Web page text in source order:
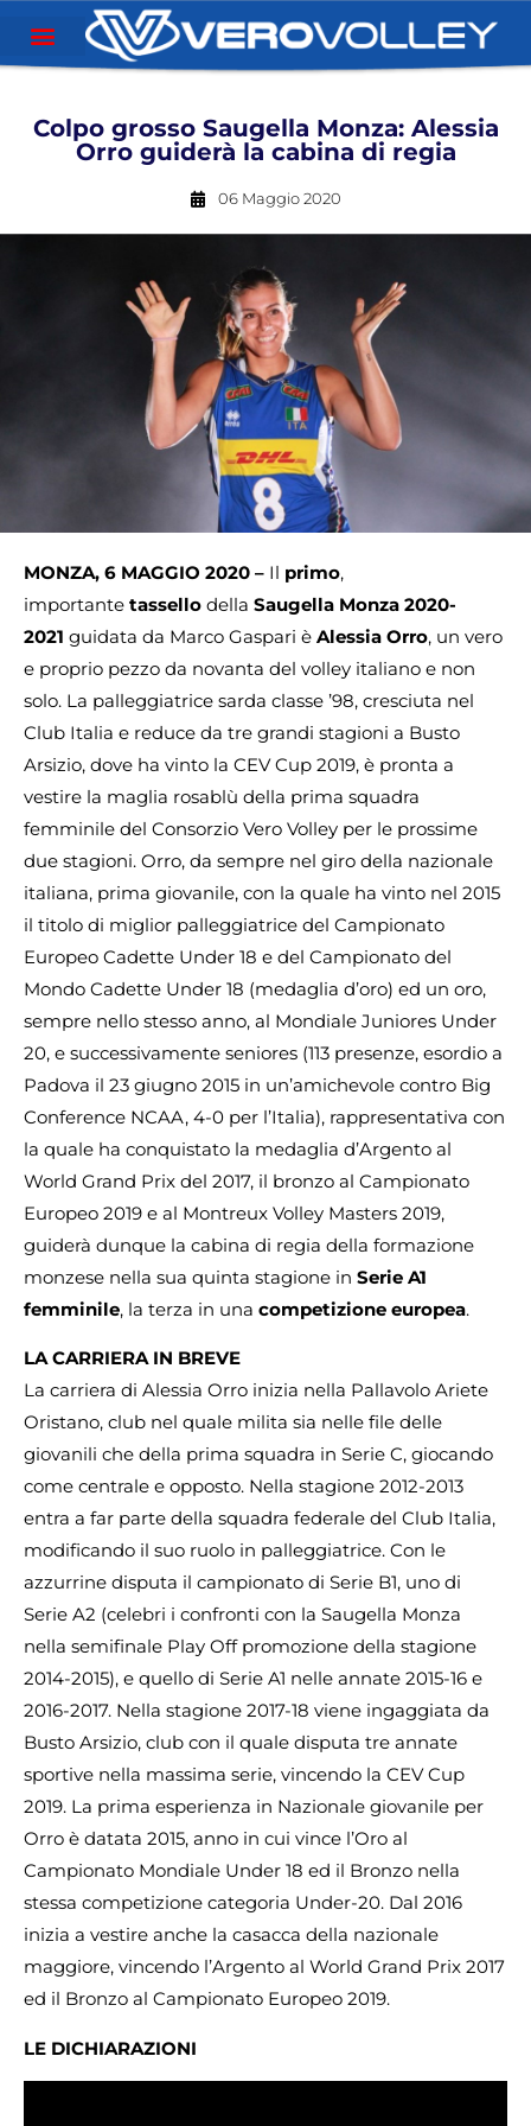
Colpo grosso Saugella Monza: Alessia
Orro guiderà la cabina di regia
06 Maggio 2020
MONZA, 6 MAGGIO 2020 – Il primo,
importante tassello della Saugella Monza 2020-
2021 guidata da Marco Gaspari è Alessia Orro, un vero
e proprio pezzo da novanta del volley italiano e non
solo. La palleggiatrice sarda classe ’98, cresciuta nel
Club Italia e reduce da tre grandi stagioni a Busto
Arsizio, dove ha vinto la CEV Cup 2019, è pronta a
vestire la maglia rosablù della prima squadra
femminile del Consorzio Vero Volley per le prossime
due stagioni. Orro, da sempre nel giro della nazionale
italiana, prima giovanile, con la quale ha vinto nel 2015
il titolo di miglior palleggiatrice del Campionato
Europeo Cadette Under 18 e del Campionato del
Mondo Cadette Under 18 (medaglia d’oro) ed un oro,
sempre nello stesso anno, al Mondiale Juniores Under
20, e successivamente seniores (113 presenze, esordio a
Padova il 23 giugno 2015 in un’amichevole contro Big
Conference NCAA, 4-0 per l’Italia), rappresentativa con
la quale ha conquistato la medaglia d’Argento al
World Grand Prix del 2017, il bronzo al Campionato
Europeo 2019 e al Montreux Volley Masters 2019,
guiderà dunque la cabina di regia della formazione
monzese nella sua quinta stagione in Serie A1
femminile, la terza in una competizione europea.
LA CARRIERA IN BREVE
La carriera di Alessia Orro inizia nella Pallavolo Ariete
Oristano, club nel quale milita sia nelle file delle
giovanili che della prima squadra in Serie C, giocando
come centrale e opposto. Nella stagione 2012-2013
entra a far parte della squadra federale del Club Italia,
modificando il suo ruolo in palleggiatrice. Con le
azzurrine disputa il campionato di Serie B1, uno di
Serie A2 (celebri i confronti con la Saugella Monza
nella semifinale Play Off promozione della stagione
2014-2015), e quello di Serie A1 nelle annate 2015-16 e
2016-2017. Nella stagione 2017-18 viene ingaggiata da
Busto Arsizio, club con il quale disputa tre annate
sportive nella massima serie, vincendo la CEV Cup
2019. La prima esperienza in Nazionale giovanile per
Orro è datata 2015, anno in cui vince l’Oro al
Campionato Mondiale Under 18 ed il Bronzo nella
stessa competizione categoria Under-20. Dal 2016
inizia a vestire anche la casacca della nazionale
maggiore, vincendo l’Argento al World Grand Prix 2017
ed il Bronzo al Campionato Europeo 2019.
LE DICHIARAZIONI